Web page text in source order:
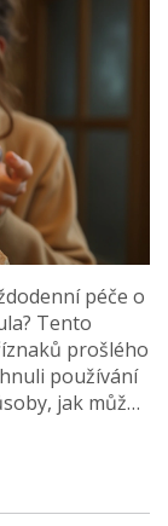
péče o
Tento
prošlého
používání
jak může
správně